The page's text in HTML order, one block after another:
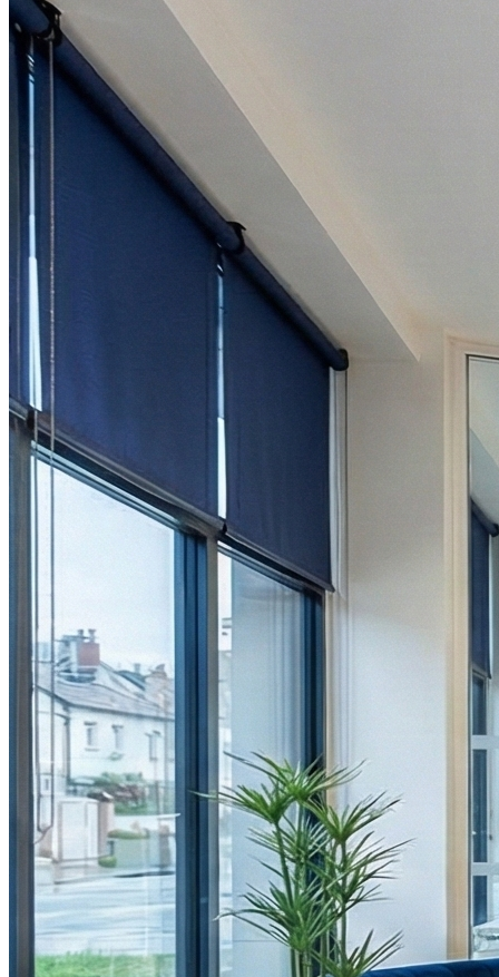
09h30 - 12h30
14h00 - 18h00
Jeudi
09h30 - 12h30
14h00 - 18h00
09h30 - 12h30
14h00 - 18h00
Samedi
Fermé
Dimanche